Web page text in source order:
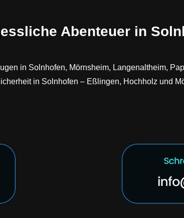
Abenteuer in
in Solnhofen, Mörnsheim, Langenaltheim,
in Solnhofen – Eßlingen, Hochholz und